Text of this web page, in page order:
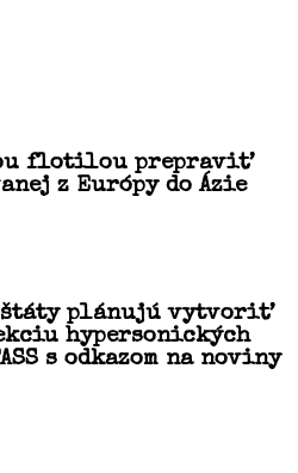
flotilou prepraviť
z Európy do Ázie
štáty plánujú vytvoriť
hypersonických
s odkazom na noviny